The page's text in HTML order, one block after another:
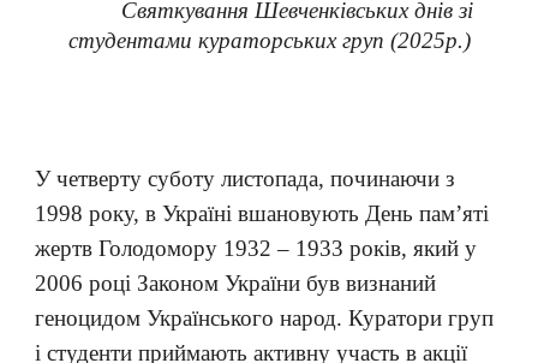
Святкування Шевченківських днів зі
студентами кураторських груп (2025р.)
У четверту суботу листопада, починаючи з
1998 року, в Україні вшановують День пам’яті
жертв Голодомору 1932 – 1933 років, який у
2006 році Законом України був визнаний
геноцидом Українського народ. Куратори груп
і студенти приймають активну участь в акції